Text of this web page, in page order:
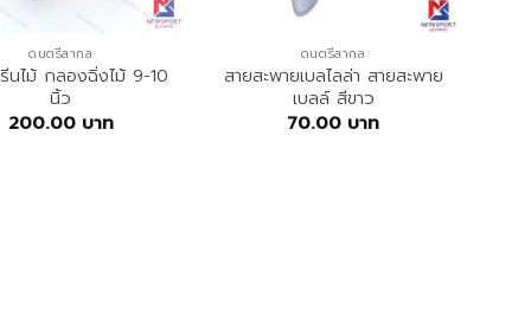
ดนตรีสากล
นไม้ กลองฉิ่งไม้ 9-10
นิ้ว
200.00 บาท
ดนตรีสากล
สายสะพายเบลไลล่า สายสะพาย
เบลล์ สีขาว
70.00 บาท